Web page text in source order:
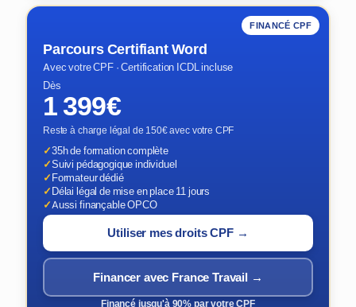
FINANCÉ CPF
Parcours Certifiant Word
Avec votre CPF · Certification ICDL incluse
Dès
1 399€
Reste à charge légal de 150€ avec votre CPF
✓35h de formation complète
✓Suivi pédagogique individuel
✓Formateur dédié
✓Délai légal de mise en place 11 jours
✓Aussi finançable OPCO
Utiliser mes droits CPF →
Financer avec France Travail →
Financé jusqu'à 90% par votre CPF